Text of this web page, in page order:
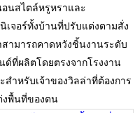
อนสไตล์หรูหราและ
นิเจอร์ทั้งบ้านที่ปรับแต่งตามสั่ง
สามารถคาดหวังชิ้นงานระดับ
นด์ที่ผลิตโดยตรงจากโรงงาน
สำหรับเจ้าของวิลล่าที่ต้องการ
งพื้นที่ของตน